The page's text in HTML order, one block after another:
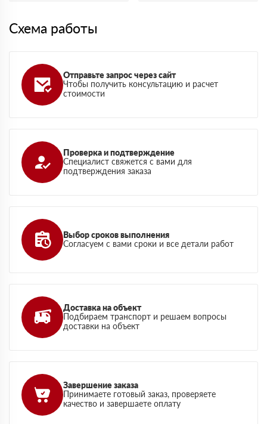
Схема работы
Отправьте запрос через сайт
Чтобы получить консультацию и расчет
стоимости
Проверка и подтверждение
Специалист свяжется с вами для
подтверждения заказа
Выбор сроков выполнения
Согласуем с вами сроки и все детали работ
Доставка на объект
Подбираем транспорт и решаем вопросы
доставки на объект
Завершение заказа
Принимаете готовый заказ, проверяете
качество и завершаете оплату